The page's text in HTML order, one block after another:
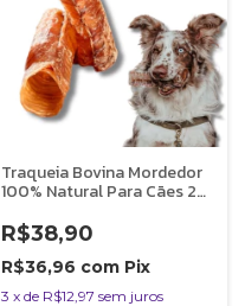
Traqueia Bovina Mordedor
100% Natural Para Cães 2
R$38,90
R$36,96 com Pix
3 x de R$12,97 sem juros